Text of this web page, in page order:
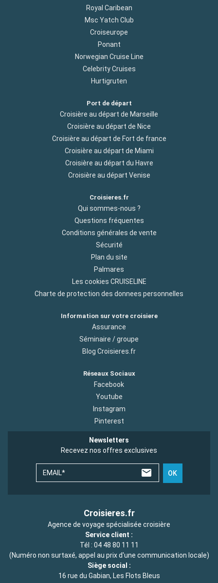
Royal Caribean
Msc Yatch Club
Croiseurope
Ponant
Norwegian Cruise Line
Celebrity Cruises
Hurtigruten
Port de départ
Croisière au départ de Marseille
Croisière au départ de Nice
Croisière au départ de Fort de france
Croisière au départ de Miami
Croisière au départ du Havre
Croisière au départ Venise
Croisieres.fr
Qui sommes-nous ?
Questions fréquentes
Conditions générales de vente
Sécurité
Plan du site
Palmares
Les cookies CRUISELINE
Charte de protection des donnees personnelles
Information sur votre croisiere
Assurance
Séminaire / groupe
Blog Croisieres.fr
Réseaux Sociaux
Facebook
Youtube
Instagram
Pinterest
Newsletters
Recevez nos offres exclusives
EMAIL* OK
Croisieres.fr
Agence de voyage spécialisée croisière
Service client :
Tél : 04 48 80 11 11
(Numéro non surtaxé, appel au prix d'une communication locale)
Siège social :
16 rue du Gabian, Les Flots Bleus